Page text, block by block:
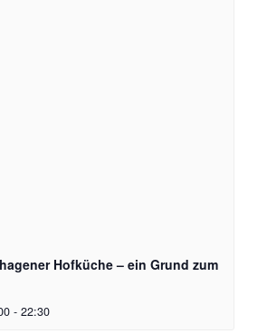
Hofküche – ein Grund zum
- 22:30